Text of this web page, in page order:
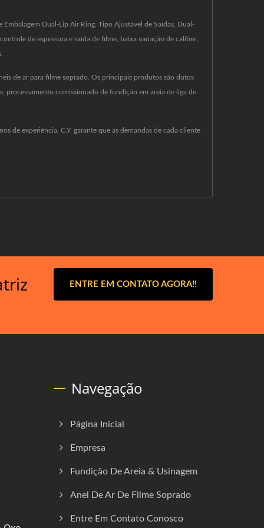
Dual-Lip Air Ring, Tipo Ajustável de Saídas, Dual-
de espessura e saída de filme, baixa variação de calibre,
de ar para filme soprado. Os principais produtos são dutos
processamento comissionado de fundição em areia de liga de
de experiência, C.Y. garante que as demandas de cada cliente
ENTRE EM CONTATO AGORA!!
Navegação
Página Inicial
Empresa
Fundição De Areia & Usinagem
Anel De Ar De Filme Soprado
Entre Em Contato Conosco